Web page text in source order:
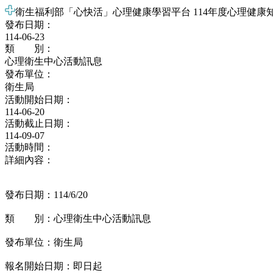
衛生福利部「心快活」心理健康學習平台 114年度心理健康
發布日期：
114-06-23
類 別：
心理衛生中心活動訊息
發布單位：
衛生局
活動開始日期：
114-06-20
活動截止日期：
114-09-07
活動時間：
詳細內容：
發布日期：114/6/20
類 別：心理衛生中心活動訊息
發布單位：衛生局
報名開始日期：即日起